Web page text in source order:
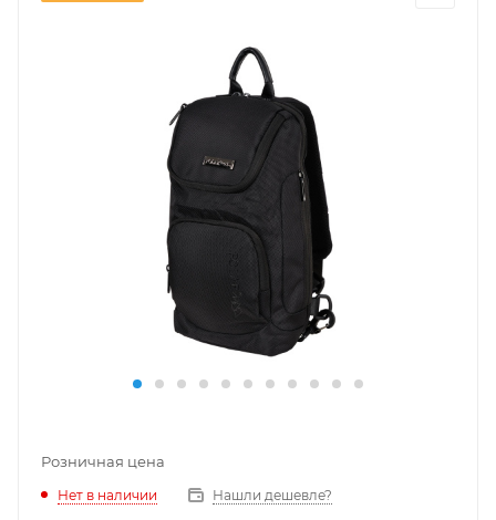
Розничная цена
Нет в наличии Нашли дешевле?